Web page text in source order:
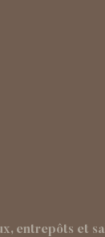
-
PER
entrepôts et